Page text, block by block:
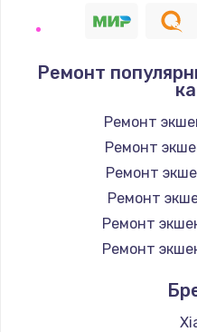
Замена / ремонт
Замена
Ремонт
Ремонт
Ремонт
Ремонт
Ремонт
Ремонт
Ремонт